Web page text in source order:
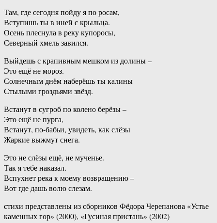
Там, где сегодня пойду я по росам,
Вступишь ты в иней с крыльца.
Осень плеснула в реку купоросы,
Северный хмель завился.
Выйдешь с крапивным мешком из долины –
Это ещё не мороз.
Солнечным днём наберёшь ты калины
Стылыми гроздьями звёзд.
Встанут в сугроб по колено берёзы –
Это ещё не пурга,
Встанут, по-бабьи, увидеть, как слёзы
Жаркие выжмут снега.
Это не слёзы ещё, не мученье.
Так я тебе наказал.
Вспухнет река к моему возвращению –
Вот где дашь волю слезам.
стихи представлены из сборников Фёдора Черепанова «Устье
каменных гор» (2000), «Гусиная пристань» (2002)